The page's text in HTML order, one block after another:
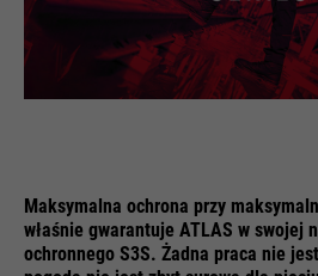
Cel
Używany jako
użytkownika,
rozpoznanie
samym
Nazwa
__utma
Dostawca
Google
Cel
Służy do
użytkowników.
Informacje o ciasteczkach
nam wyświetlać interaktywne
stronie internetowej i umożliwia
funkcji mapy.
Maksymalna ochrona przy
właśnie gwarantuje ATLAS w swojej
ochronnego S3S. Żadna praca nie